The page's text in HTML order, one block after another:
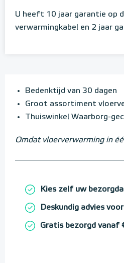
U heeft 10 jaar garantie op
verwarmingkabel en 2 jaar
Bedenktijd van 30 dagen
Groot assortiment
Thuiswinkel Waarborg-
Omdat vloerverwarming in
Kies zelf uw
Deskundig advies
Gratis bezorgd vanaf